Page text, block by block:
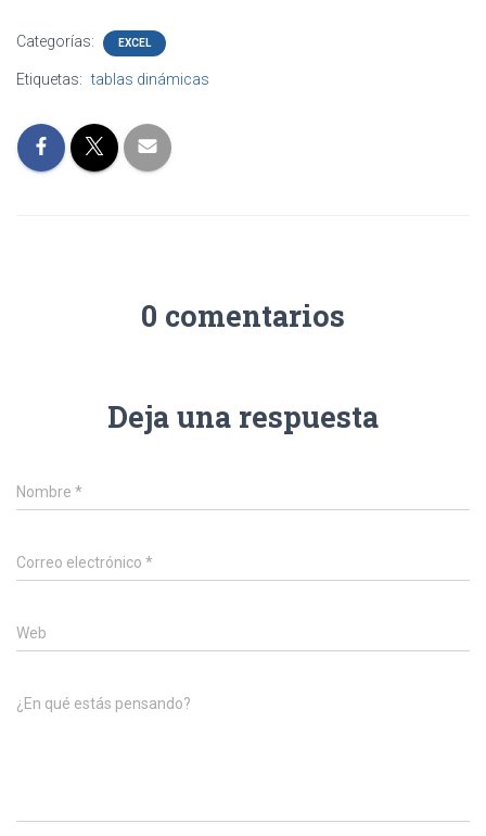
Categorías: EXCEL
Etiquetas: tablas dinámicas
0 comentarios
Deja una respuesta
Nombre *
Correo electrónico *
Web
¿En qué estás pensando?